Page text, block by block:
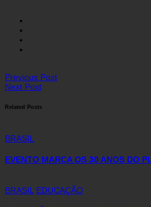
Previous Post
Next Post
Related Posts
BRASIL
EVENTO MARCA OS 30 ANOS DO
BRASIL EDUCAÇÃO